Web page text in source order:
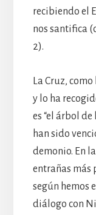
recibiendo el
nos santifica
2).
La Cruz,
y lo ha
es “el árbol
han sido
demonio. En
entrañas más
según hemos
diálogo con